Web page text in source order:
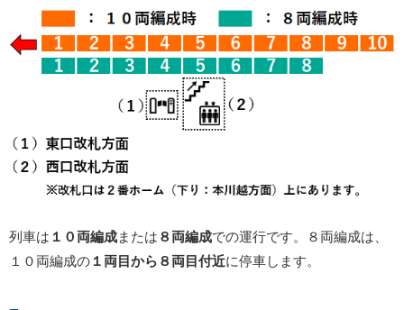
列車は １０両編成または ８両編成での運行です。８両編成は、
１０両編成の １ 両目から８両目付近に停車します。